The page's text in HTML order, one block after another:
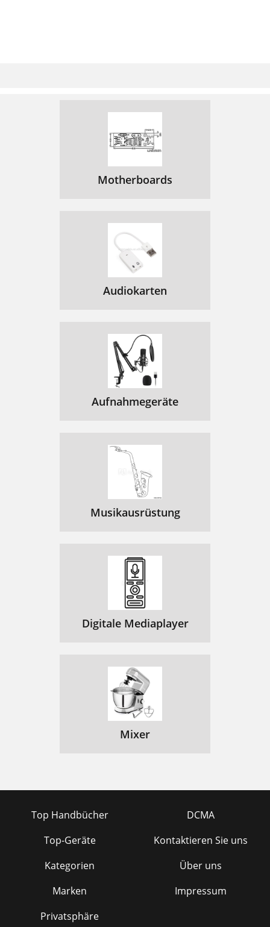
Motherboards
Audiokarten
Aufnahmegeräte
Musikausrüstung
Digitale Mediaplayer
Mixer
Top Handbücher
Top-Geräte
Kategorien
Marken
Privatsphäre
DCMA
Kontaktieren Sie uns
Über uns
Impressum